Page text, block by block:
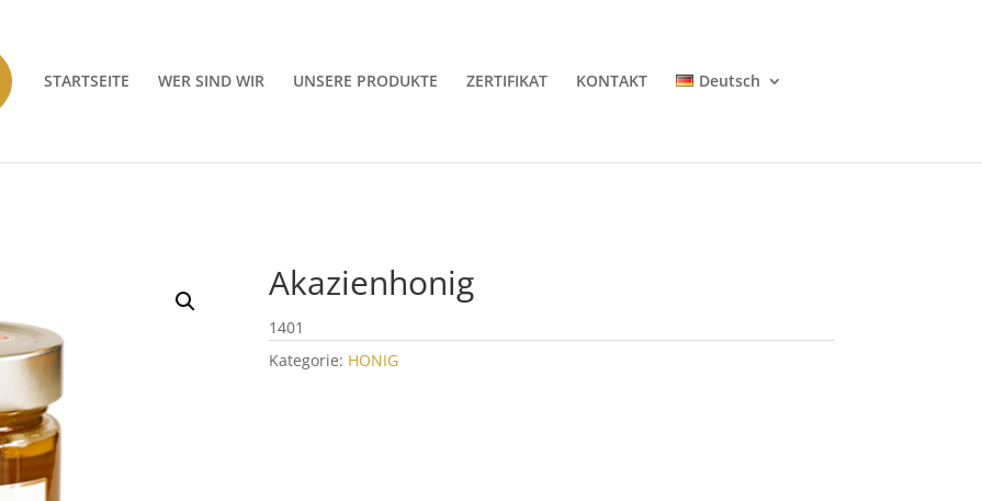
STARTSEITE WER SIND WIR UNSERE PRODUKTE ZERTIFIKAT KONTAKT Deutsch
Akazienhonig
1401
Kategorie: HONIG